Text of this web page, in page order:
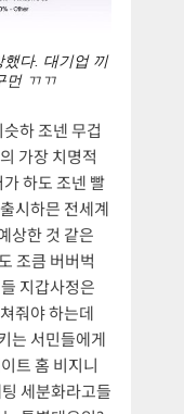
했다. 대기업 끼
먼 ㄲㄲ
하 조넨 무겁
가장 치명적
하도 조넨 빨
시하믄 전세계
상한 것 같은
조큼 버버벅
지갑사정은
줘야 하는데
는 서민들에게
트 홈 비지니
세분화라고들